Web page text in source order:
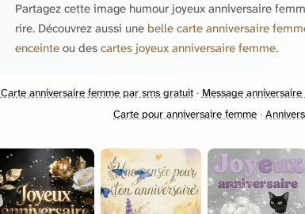
Partagez cette image humour joyeux anniversaire
rire. Découvrez aussi une belle carte anniversaire
enceinte ou des cartes joyeux anniversaire femme.
Carte anniversaire femme par sms gratuit· Message
Carte pour anniversaire femme ·